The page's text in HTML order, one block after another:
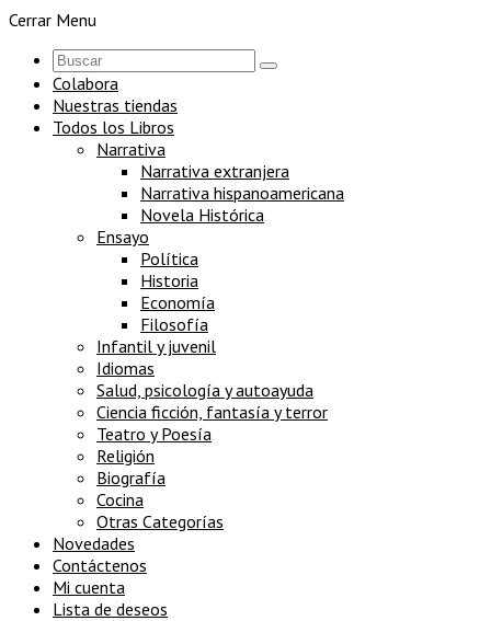
Cerrar Menu
Colabora
Nuestras tiendas
Todos los Libros
Narrativa
Narrativa extranjera
Narrativa hispanoamericana
Novela Histórica
Ensayo
Política
Historia
Economía
Filosofía
Infantil y juvenil
Idiomas
Salud, psicología y autoayuda
Ciencia ficción, fantasía y terror
Teatro y Poesía
Religión
Biografía
Cocina
Otras Categorías
Novedades
Contáctenos
Mi cuenta
Lista de deseos